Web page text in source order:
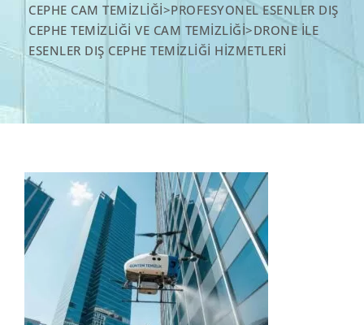
CEPHE CAM TEMIZLIĞI>PROFESYONEL ESENLER DIŞ
CEPHE TEMIZLIĞI VE CAM TEMIZLIĞI>DRONE ILE
ESENLER DIŞ CEPHE TEMIZLIĞI HIZMETLERI